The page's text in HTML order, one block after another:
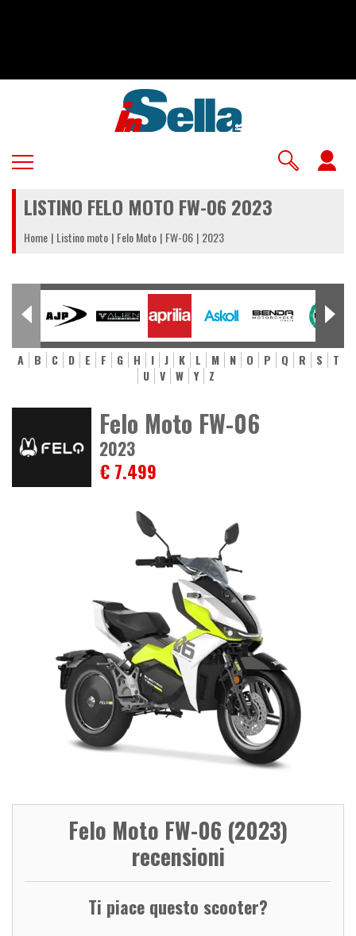
LISTINO FELO MOTO FW-06 2023
Home Listino moto Felo Moto FW-06 2023
A B C D E F G H I J K L M N O P Q R S
T
U
V W Y Z
Felo Moto FW-06
2023
€ 7.499
Felo Moto FW-06 (2023)
recensioni
Ti piace questo scooter?